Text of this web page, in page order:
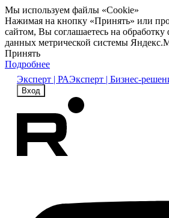
Мы используем файлы «Cookie»
Нажимая на кнопку «Принять» или
сайтом, Вы соглашаетесь на
данных метрической системы
Принять
Подробнее
Эксперт | РАЭксперт | Бизнес-
Вход